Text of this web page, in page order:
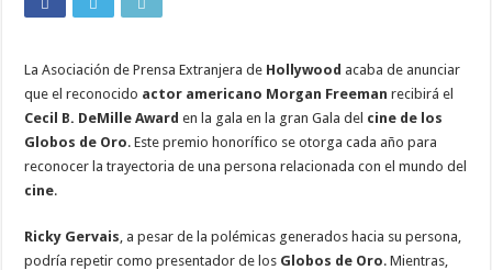
La Asociación de Prensa Extranjera de Hollywood acaba de anunciar
que el reconocido actor americano Morgan Freeman recibirá el
Cecil B. DeMille Award en la gala en la gran Gala del cine de los
Globos de Oro. Este premio honorífico se otorga cada año para
reconocer la trayectoria de una persona relacionada con el mundo del
cine.
Ricky Gervais , a pesar de la polémicas generados hacia su persona,
podría repetir como presentador de los Globos de Oro. Mientras,